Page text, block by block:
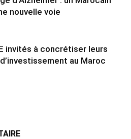
nouvelle voie
invités à concrétiser leurs
au Maroc